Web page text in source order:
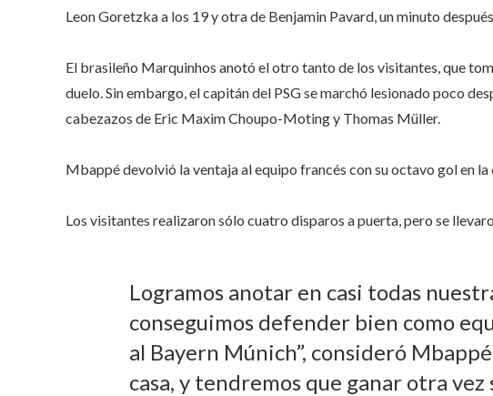
Leon Goretzka a los 19 y otra de Benjamin Pavard, un minuto
El brasileño Marquinhos anotó el otro tanto de los visitantes, que
duelo. Sin embargo, el capitán del PSG se marchó lesionado poco
cabezazos de Eric Maxim Choupo-Moting y Thomas Müller.
Mbappé devolvió la ventaja al equipo francés con su octavo gol en
Los visitantes realizaron sólo cuatro disparos a puerta, pero se
Logramos anotar en casi todas
conseguimos defender bien como
al Bayern Múnich”, consideró
casa, y tendremos que ganar otra vez